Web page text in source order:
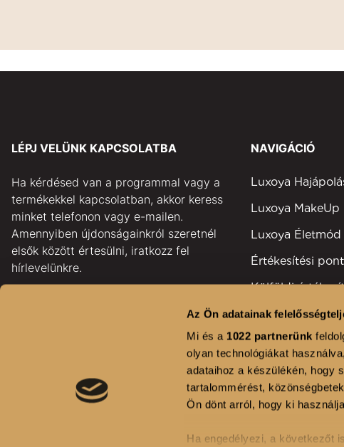
Az Ön adatainak
Mi és a 1022 partnerünk
olyan technológiákat
adataihoz a készülékén, hogy
tartalommérést,
Ön dönt arról, hogy ki
Ha engedélyezi, a következőt
LÉPJ VELÜNK KAPCSOLATBA
Ha kérdésed van a programmal vagy a
termékekkel kapcsolatban, akkor keress
minket telefonon vagy e-mailen.
Amennyiben újdonságainkról szeretnél
elsők között értesülni, iratkozz fel
hírlevelünkre.
HÍRLEVÉL FELIRATKOZÁS
NAVIGÁCIÓ
Luxoya
Luxoya MakeUp
Luxoya Életmód
Értékesítési
Külföldi
Területi
Fodrászszalonok
Kihívás